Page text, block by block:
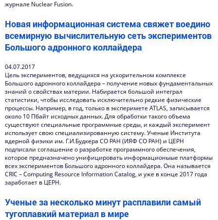
журнале Nuclear Fusion.
Новая информационная система свяжет воедино
всемирную вычислительную сеть экспериментов
Большого адронного коллайдера
04.07.2017
Цель экспериментов, ведущихся на ускорительном комплексе
Большого адронного коллайдера – получение новых фундаментальных
знаний о свойствах материи. Набирается большой интеграл
статистики, чтобы исследовать исключительно редкие физические
процессы. Например, в год, только в эксперимете ATLAS, записывается
около 10 Пбайт исходных данных. Для обработки такого объема
существуют специальные программные среды, и каждый эксперимент
использует свою специализированную систему. Ученые Института
ядерной физики им. Г.И.Будкера СО РАН (ИЯФ СО РАН) и ЦЕРН
подписали соглашение о разработке программного обеспечения,
которое предназначено унифицировать информационыые платформы
всех экспериментов Большого адронного коллайдера. Она называется
CRIC – Computing Resource Information Catalog, и уже в конце 2017 года
заработает в ЦЕРН.
Ученые за несколько минут расплавили самый
тугоплавкий материал в мире